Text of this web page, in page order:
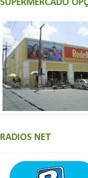
SUPERMERCADO
RADIOS NET